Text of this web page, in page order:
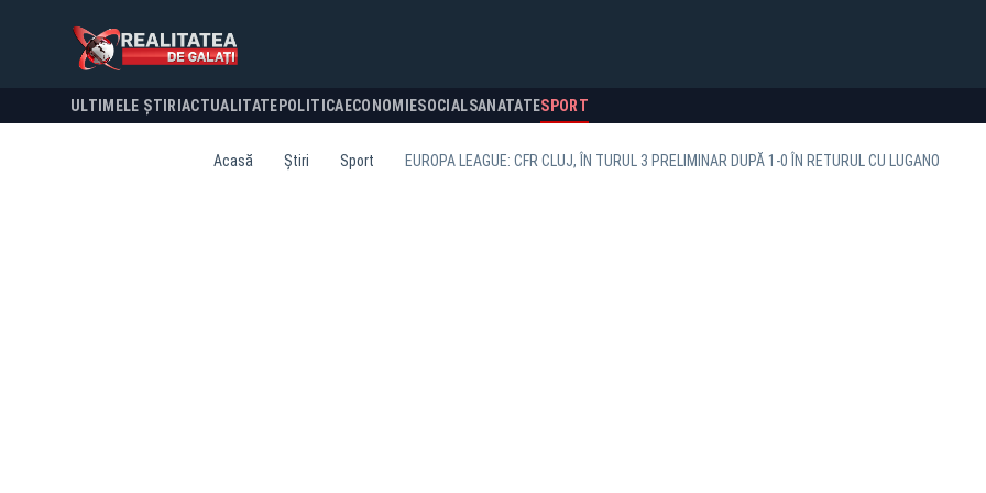
ULTIMELE ȘTIRI ACTUALITATE POLITICA ECONOMIESOCIALSANATATESPORT
Acasă Știri Sport EUROPA LEAGUE: CFR CLUJ, ÎN TURUL 3 PRELIMINAR DUPĂ 1-0 ÎN RETURUL CU LUGANO